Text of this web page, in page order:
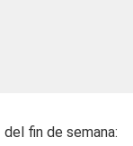
del fin de semana: